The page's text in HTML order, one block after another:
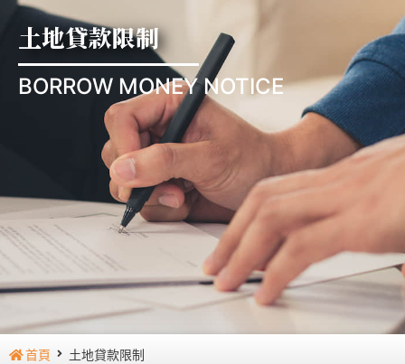
土地貸款限制
BORROW MONEY NOTICE
首頁 土地貸款限制